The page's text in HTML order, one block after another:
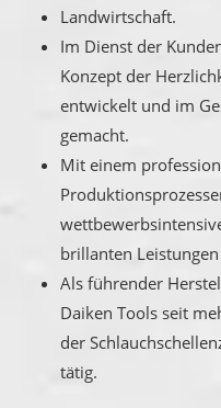
Landwirtschaft.
Im Dienst der
Konzept der
entwickelt und im
gemacht.
Mit einem
brillanten
Als führender
Daiken Tools seit
der
tätig.